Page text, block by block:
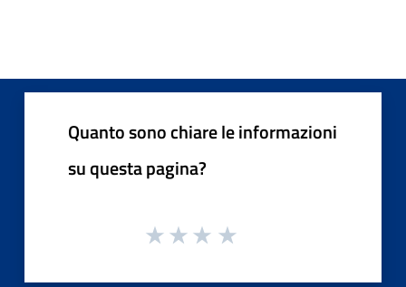
Quanto sono chiare le informazioni
su questa pagina?